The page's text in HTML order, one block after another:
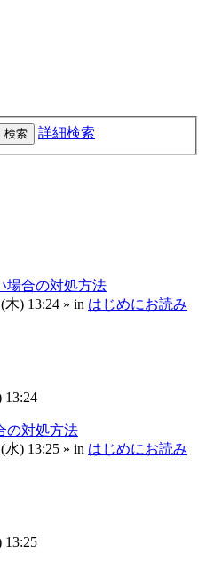
検索 詳細検索
場合の対処方法
木) 13:24 » in はじめにお読み
13:24
の対処方法
水) 13:25 » in はじめにお読み
13:25